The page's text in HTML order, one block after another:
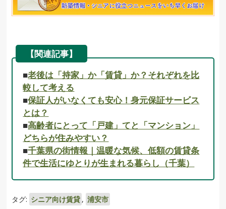
【関連記事】
■老後は「持家」か「賃貸」か？それぞれを比
較して考える
■保証人がいなくても安心！身元保証サービス
とは？
■高齢者にとって「戸建」てと「マンション」
どちらが住みやすい？
■千葉県の街情報｜温暖な気候、低額の賃貸条
件で生活にゆとりが生まれる暮らし（千葉）
タグ: シニア向け賃貸 , 浦安市